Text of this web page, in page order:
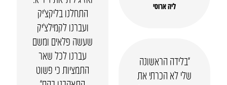
ליה ארוסי
התחלנו בליקצ’יק
ועברנו לקמילצ’יק
שעשה פלאים ומשם
עברנו לכל שאר
התמציות כי פשוט
“בלידה הראשונה
שלי לא הכרתי את